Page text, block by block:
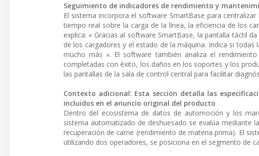
Seguimiento de indicadores de rendimiento y
El sistema incorpora el software SmartBase para
tiempo real sobre la carga de la línea, la eficiencia de los
explica: « Gracias al software SmartBase, la pantalla táctil
de los cargadores y el estado de la máquina. Indica si
mucho más ». El software también analiza el
completadas con éxito, los daños en los soportes y los
las pantallas de la sala de control central para facilitar
Contexto adicional: Esta sección detalla las
incluidos en el anuncio original del producto
Dentro del ecosistema de datos de automoción y los
sistema automatizado de deshuesado se evalúa mediante
recuperación de carne (rendimiento de materia prima). El
utilizando dos operadores, se posiciona en el segmento de